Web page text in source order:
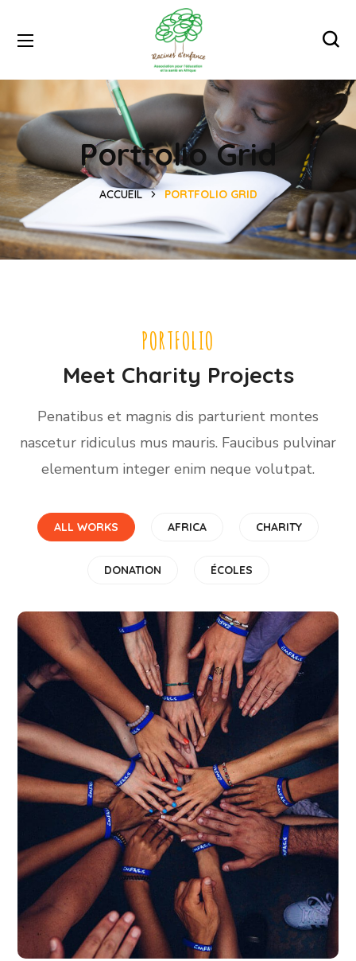
Portfolio Grid
ACCUEIL PORTFOLIO GRID
PORTFOLIO
Meet Charity Projects
Penatibus et magnis dis parturient montes
nascetur ridiculus mus mauris. Faucibus pulvinar
elementum integer enim neque volutpat.
ALL WORKS AFRICA CHARITY
DONATION ÉCOLES
Rescue, Love, Save
#DONATION